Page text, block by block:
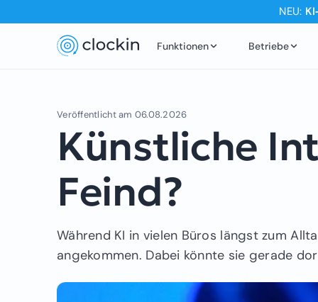
NEU:
Funktionen Betriebe
Veröffentlicht am 06.08.2026
Künstliche
Feind?
Während KI in vielen Büros längst zum
angekommen. Dabei könnte sie gerade